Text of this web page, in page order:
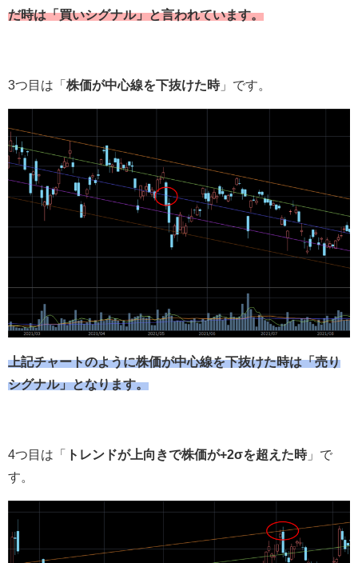
だ時は「買いシグナル」と言われています。
3つ目は「 株価が中心線を下抜けた時」です。
上記チャートのように株価が中心線を下抜けた時は「売り
シグナル」となります。
4つ目は「 トレンドが上向きで株価が+2σを超えた時」で
す。